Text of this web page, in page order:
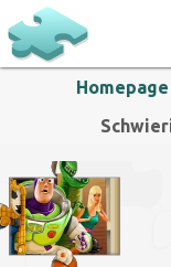
Homepage